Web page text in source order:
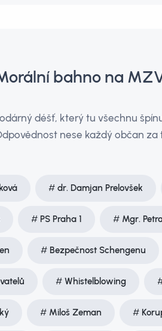
bahno na
déšť, který tu všechnu
nese každý občan
dr. Damjan Prelovšek
PS Praha 1 Mgr.
Bezpečnost Schengenu
Whistelblowing
Miloš Zeman